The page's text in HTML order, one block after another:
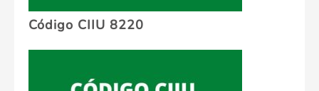
Código CIIU 8220